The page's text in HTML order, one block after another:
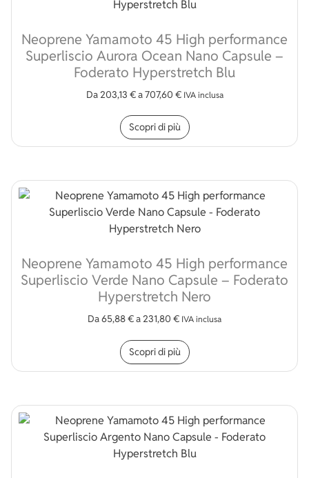
Neoprene Yamamoto 45 High performance
Superliscio Aurora Ocean Nano Capsule –
Foderato Hyperstretch Blu
Da203,13 €a707,60 € IVA inclusa
Scopri di più
Neoprene Yamamoto 45 High performance
Superliscio Verde Nano Capsule – Foderato
Hyperstretch Nero
Da65,88€a231,80 € IVA inclusa
Scopri di più